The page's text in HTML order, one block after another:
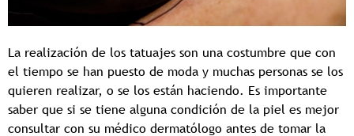
La realización de los tatuajes son una costumbre que con
el tiempo se han puesto de moda y muchas personas se los
quieren realizar, o se los están haciendo. Es importante
saber que si se tiene alguna condición de la piel es mejor
consultar con su médico dermatólogo antes de tomar la